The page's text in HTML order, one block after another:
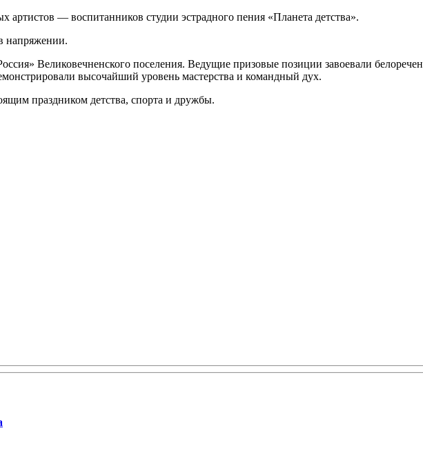
— воспитанников студии эстрадного пения «Планета детства».
напряжении.
Великовечненского поселения. Ведущие призовые позиции завоевали
высочайший уровень мастерства и командный дух.
праздником детства, спорта и дружбы.